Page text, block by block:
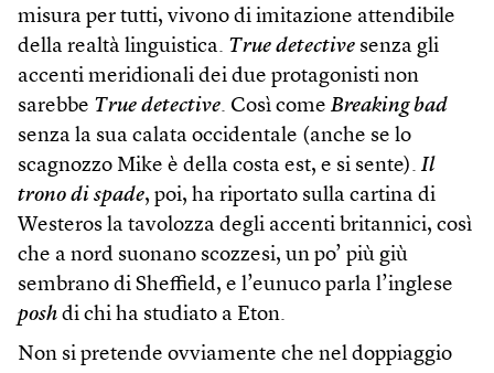
misura per tutti, vivono di imitazione attendibile
della realtà linguistica. True detective senza gli
accenti meridionali dei due protagonisti non
sarebbe True detective. Così come Breaking bad
senza la sua calata occidentale (anche se lo
scagnozzo Mike è della costa est, e si sente). Il
trono di spade, poi, ha riportato sulla cartina di
Westeros la tavolozza degli accenti britannici, così
che a nord suonano scozzesi, un po’ più giù
sembrano di Sheffield, e l’eunuco parla l’inglese
posh di chi ha studiato a Eton.
Non si pretende ovviamente che nel doppiaggio